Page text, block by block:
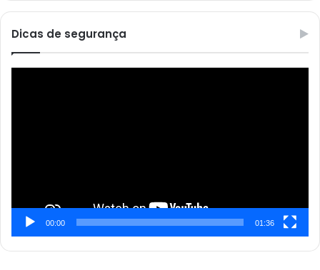
Dicas de segurança
00:00 01:36